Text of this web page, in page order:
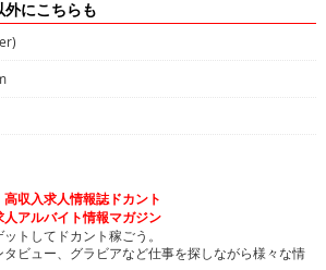
外にこちらも
収入求人情報誌ドカント
アルバイト情報マガジン
トしてドカント稼ごう。
ビュー、グラビアなど仕事を探しながら様々な情